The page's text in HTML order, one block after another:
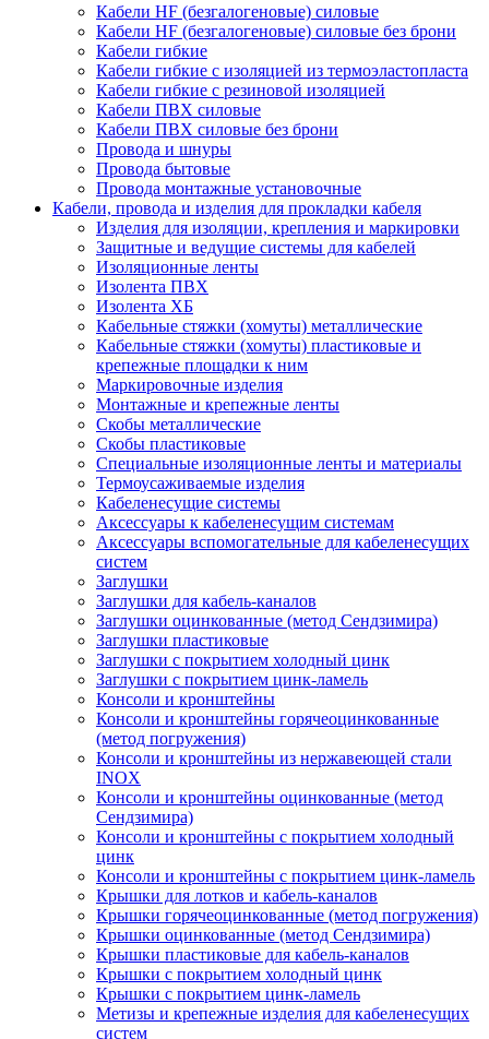
Кабели HF (безгалогеновые) силовые
Кабели HF (безгалогеновые) силовые без брони
Кабели гибкие
Кабели гибкие с изоляцией из термоэластопласта
Кабели гибкие с резиновой изоляцией
Кабели ПВХ силовые
Кабели ПВХ силовые без брони
Провода и шнуры
Провода бытовые
Провода монтажные установочные
Кабели, провода и изделия для прокладки кабеля
Изделия для изоляции, крепления и маркировки
Защитные и ведущие системы для кабелей
Изоляционные ленты
Изолента ПВХ
Изолента ХБ
Кабельные стяжки (хомуты) металлические
Кабельные стяжки (хомуты) пластиковые и
крепежные площадки к ним
Маркировочные изделия
Монтажные и крепежные ленты
Скобы металлические
Скобы пластиковые
Специальные изоляционные ленты и материалы
Термоусаживаемые изделия
Кабеленесущие системы
Аксессуары к кабеленесущим системам
Аксессуары вспомогательные для кабеленесущих
систем
Заглушки
Заглушки для кабель-каналов
Заглушки оцинкованные (метод Сендзимира)
Заглушки пластиковые
Заглушки с покрытием холодный цинк
Заглушки с покрытием цинк-ламель
Консоли и кронштейны
Консоли и кронштейны горячеоцинкованные
(метод погружения)
Консоли и кронштейны из нержавеющей стали
INOX
Консоли и кронштейны оцинкованные (метод
Сендзимира)
Консоли и кронштейны с покрытием холодный
цинк
Консоли и кронштейны с покрытием цинк-ламель
Крышки для лотков и кабель-каналов
Крышки горячеоцинкованные (метод погружения)
Крышки оцинкованные (метод Сендзимира)
Крышки пластиковые для кабель-каналов
Крышки с покрытием холодный цинк
Крышки с покрытием цинк-ламель
Метизы и крепежные изделия для кабеленесущих
систем